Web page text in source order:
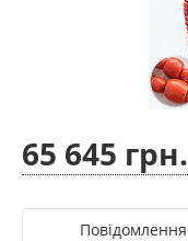
65 645 грн.
Повідомлення